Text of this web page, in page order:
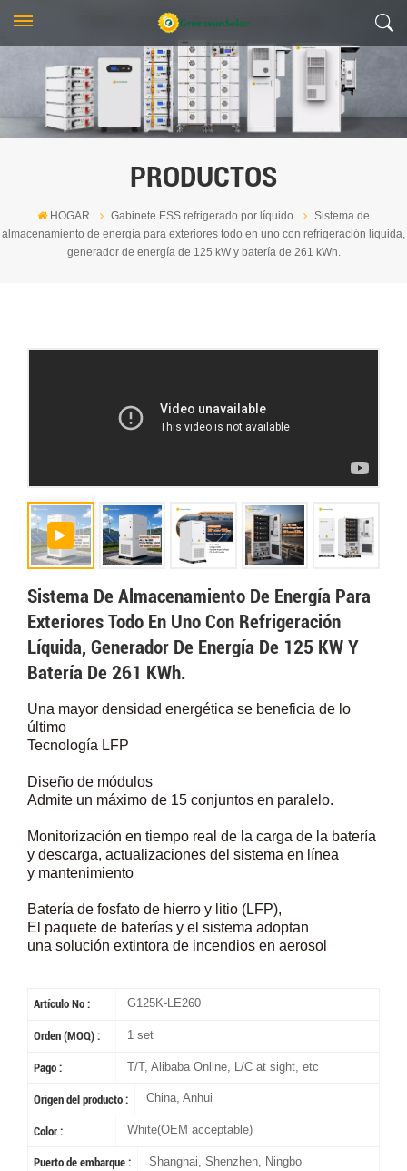
PRODUCTOS
HOGAR Gabinete ESS refrigerado por líquido
Sistema de
almacenamiento de energía para exteriores todo en uno con refrigeración líquida,
generador de energía de 125 kW y batería de 261 kWh.
Sistema De Almacenamiento De Energía Para
Exteriores Todo En Uno Con Refrigeración
Líquida, Generador De Energía De 125 KW Y
Batería De 261 KWh.
Una mayor densidad energética se beneficia de lo
último
Tecnología LFP
Diseño de módulos
Admite un máximo de 15 conjuntos en paralelo.
Monitorización en tiempo real de la carga de la batería
y descarga, actualizaciones del sistema en línea
y mantenimiento
Batería de fosfato de hierro y litio (LFP),
El paquete de baterías y el sistema adoptan
una solución extintora de incendios en aerosol
Artículo No : G125K-LE260
Orden (MOQ) : 1 set
Pago : T/T, Alibaba Online, L/C at sight, etc
Origen del producto : China, Anhui
Color : White(OEM acceptable)
Puerto de embarque : Shanghai, Shenzhen, Ningbo